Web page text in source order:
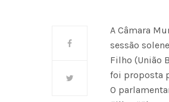
A Câmara
sessão
Filho (União
foi proposta
O